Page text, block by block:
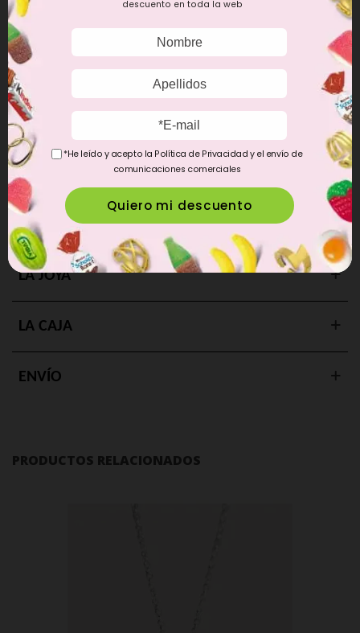
CONCEPTO
OBJETIVO
En Lambala nos encanta hacer felices a las personas de una
forma original y divertida. Por eso hemos creado un regalo
que ofrece un producto de alta calidad al alcance de todos.
Una caja personalizada con la que afloran los sentimientos y
las emociones de la persona que la recibe.
LA JOYA
LA CAJA
ENVÍO
PRODUCTOS RELACIONADOS
descuento en toda la web
*He leído y acepto la Política de Privacidad y el envío de
comunicaciones comerciales